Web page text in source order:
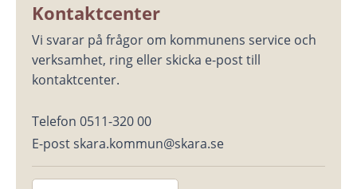
Kontaktcenter
Vi svarar på frågor om kommunens service och
verksamhet, ring eller skicka e-post till
kontaktcenter.
Telefon 0511-320 00
E-post skara.kommun@skara.se